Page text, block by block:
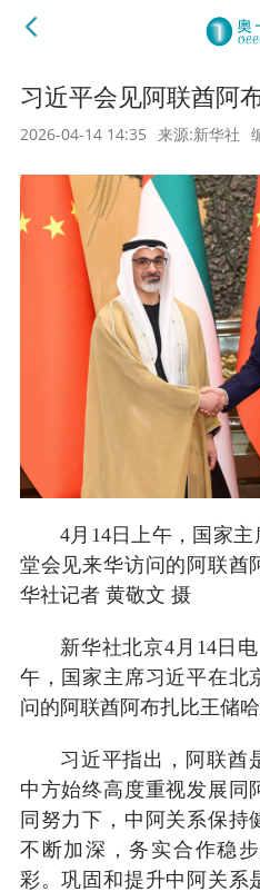
习近平会见阿联酋阿
2026-04-14 14:35 来源:新华社
4月14日上午，国家
堂会见来华访问的阿联酋
华社记者 黄敬文 摄
新华社北京4月14日
午，国家主席习近平在北
问的阿联酋阿布扎比王储哈
习近平指出，阿联酋
中方始终高度重视发展同
同努力下，中阿关系保持
不断加深，务实合作稳
彩。巩固和提升中阿关系